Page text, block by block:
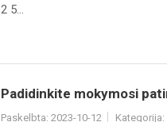
2 5...
Padidinkite mokymosi
Paskelbta: 2023-10-12 Kategorija: